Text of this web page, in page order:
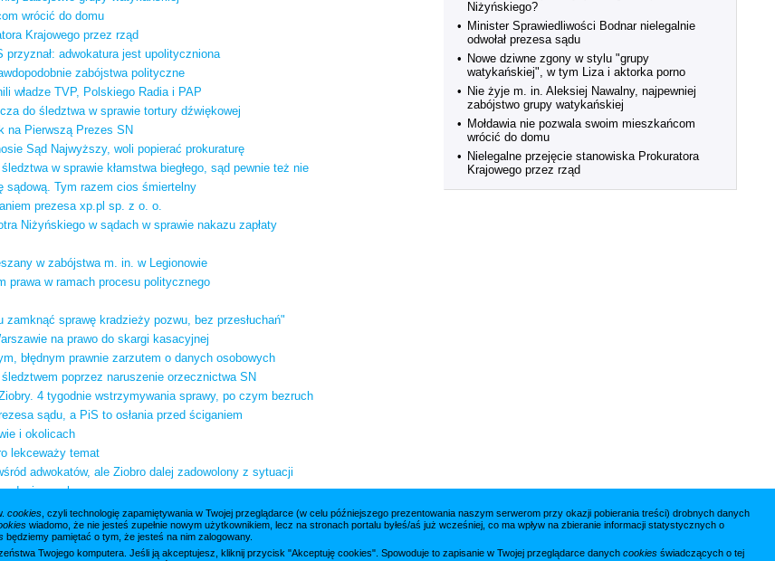
cookies , czyli technologię zapamiętywania w Twojej przeglądarce (w celu późniejszego prezentowania naszym serwerom przy okazji pobierania treści) drobnych danych
wiadomo, że nie jesteś zupełnie nowym użytkownikiem, lecz na stronach portalu byłeś/aś już wcześniej, co ma wpływ na zbieranie informacji statystycznych o
będziemy pamiętać o tym, że jesteś na nim zalogowany.
Twojego komputera. Jeśli ją akceptujesz, kliknij przycisk "Akceptuję cookies". Spowoduje to zapisanie w Twojej przeglądarce danych cookies świadczących o tej
Niżyńskiego?
• Minister Sprawiedliwości Bodnar nielegalnie
odwołał prezesa sądu
• Nowe dziwne zgony w stylu "grupy
watykańskiej", w tym Liza i aktorka porno
• Nie żyje m. in. Aleksiej Nawalny, najpewniej
zabójstwo grupy watykańskiej
• Mołdawia nie pozwala swoim mieszkańcom
wrócić do domu
• Nielegalne przejęcie stanowiska Prokuratora
Krajowego przez rząd
wrócić do domu
Krajowego przez rząd
przyznał: adwokatura jest upolityczniona
zabójstwa polityczne
władze TVP, Polskiego Radia i PAP
do śledztwa w sprawie tortury dźwiękowej
na Pierwszą Prezes SN
Sąd Najwyższy, woli popierać prokuraturę
w sprawie kłamstwa biegłego, sąd pewnie też nie
sądową. Tym razem cios śmiertelny
prezesa xp.pl sp. z o. o.
Niżyńskiego w sądach w sprawie nakazu zapłaty
w zabójstwa m. in. w Legionowie
prawa w ramach procesu politycznego
sprawę kradzieży pozwu, bez przesłuchań"
na prawo do skargi kasacyjnej
błędnym prawnie zarzutem o danych osobowych
poprzez naruszenie orzecznictwa SN
4 tygodnie wstrzymywania sprawy, po czym bezruch
sądu, a PiS to osłania przed ściganiem
i okolicach
lekceważy temat
adwokatów, ale Ziobro dalej zadowolony z sytuacji
xp.pl sp. z o. o.
uprawomocniona przez sąd
Sądu Najwyższego